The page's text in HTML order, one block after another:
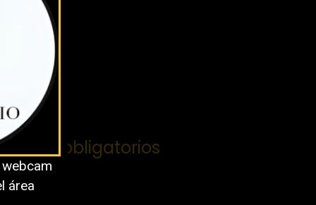
obligatorios
área